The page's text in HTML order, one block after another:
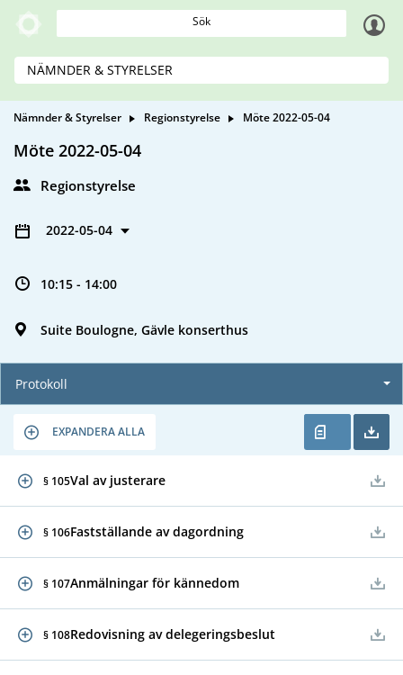
Sök
NÄMNDER & STYRELSER
Nämnder & Styrelser Regionstyrelse Möte 2022-05-04
Möte 2022-05-04
Regionstyrelse
2022-05-04
10:15 - 14:00
Suite Boulogne, Gävle konserthus
Protokoll
EXPANDERA ALLA
§ 105Val av justerare
§ 106Fastställande av dagordning
§ 107Anmälningar för kännedom
§ 108Redovisning av delegeringsbeslut